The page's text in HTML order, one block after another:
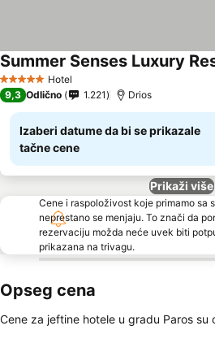
5 ZvezdiceHotel
Summer Senses Luxury
9,3 Odlično 1.221 Drios
Izaberi datume da bi se prikazale
tačne cene
Prikaži više
Cene i raspoloživost koje primamo sa
neprestano se menjaju. To znači da
rezervaciju možda neće uvek biti
prikazana na trivagu.
Opseg cena
Cene za jeftine hotele u gradu Paros su